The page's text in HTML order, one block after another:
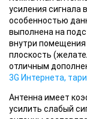
усиления сигнала
особенностью
выполнена на
внутри помещения
плоскость
отличным
3G Интернета,
Антенна имеет
усилить слабый